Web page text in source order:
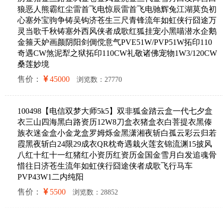
狼恶人熊霸红尘雷首飞电惊辰雷首飞电驰辉兔江湖莫负初
心塞外宝驹争铸吴钩济苍生三尺青锋流年如虹侠行囧途万
灵当歌千秋铸塞外西风侠者成歌红狐挂宠小黑喵潜水企鹅
金箍天妒画颜阴阳剑倜傥意气PVE51W/PVP51W拓印110
奇遇CW煞泥犁之狱拓印110CW礼敬诸佛宠物1W3/120CW
桑莲妙境
售价：
45000 浏览数：27770
100498【电信双梦大师5k5】双非狐金踏云盒一代七夕盒
衣三山四海黑白路资历12W8刀盒衣猪盒衣白菩提衣黑傣
族衣迷金盒小金龙盒罗姆烁金黑潇湘夜斩白孤云彩云归若
霞黑夜斩白24限29成衣QR枕奇遇栽火莲玄锦流渊15披风
八红十红十一红猪红小资历红资历金国金雪月白发追魂骨
惜往日济苍生流年如虹侠行囧途侠者成歌飞行马车
PVP43W1二内纯阳
售价：
5500 浏览数：28852